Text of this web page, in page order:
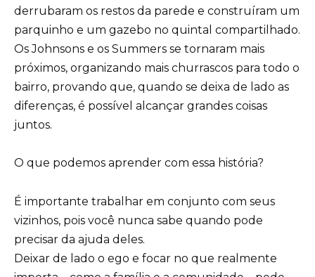
derrubaram os restos da parede e construíram um
parquinho e um gazebo no quintal compartilhado.
Os Johnsons e os Summers se tornaram mais
próximos, organizando mais churrascos para todo o
bairro, provando que, quando se deixa de lado as
diferenças, é possível alcançar grandes coisas
juntos.
O que podemos aprender com essa história?
É importante trabalhar em conjunto com seus
vizinhos, pois você nunca sabe quando pode
precisar da ajuda deles.
Deixar de lado o ego e focar no que realmente